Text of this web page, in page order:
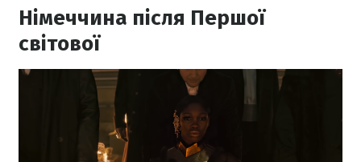
Німеччина після Першої
світової